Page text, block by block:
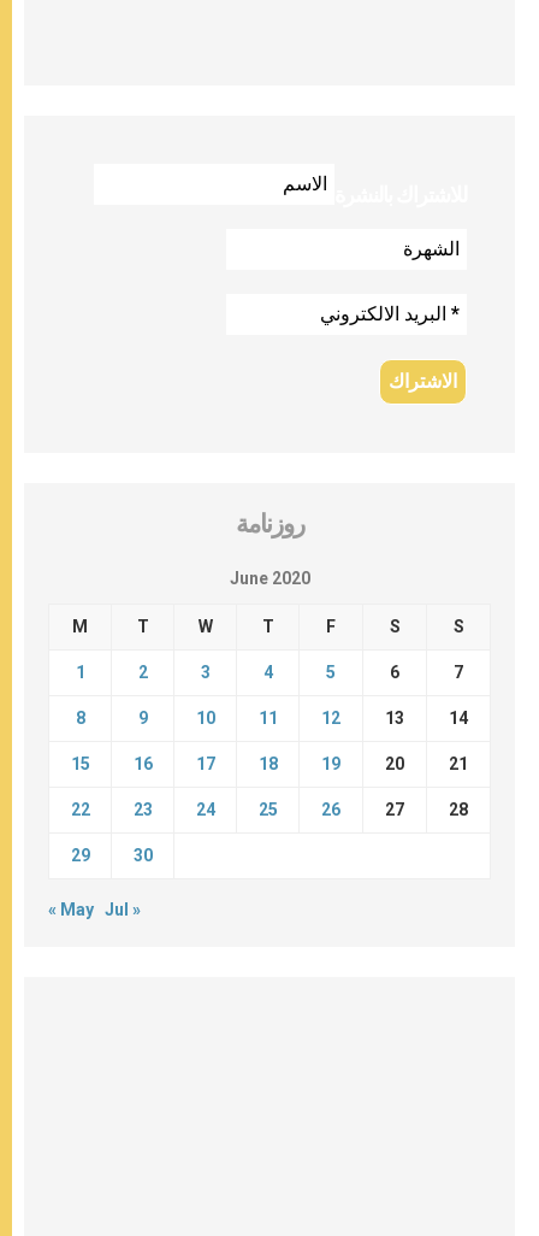
روزنامة
June 2020
M T W T F S S
1 2 3 4 5 6 7
8 9 10 11 12 13 14
15 16 17 18 19 20 21
22 23 24 25 26 27 28
29 30
« May Jul »